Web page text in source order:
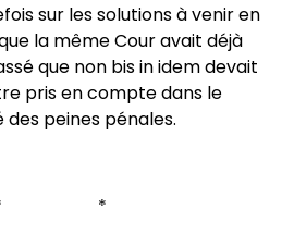
sur les solutions à venir en
la même Cour avait déjà
que non bis in idem devait
pris en compte dans le
peines pénales.
*